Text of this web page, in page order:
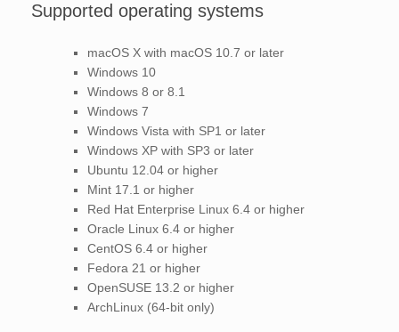
Supported operating systems
macOS X with macOS 10.7 or later
Windows 10
Windows 8 or 8.1
Windows 7
Windows Vista with SP1 or later
Windows XP with SP3 or later
Ubuntu 12.04 or higher
Mint 17.1 or higher
Red Hat Enterprise Linux 6.4 or higher
Oracle Linux 6.4 or higher
CentOS 6.4 or higher
Fedora 21 or higher
OpenSUSE 13.2 or higher
ArchLinux (64-bit only)